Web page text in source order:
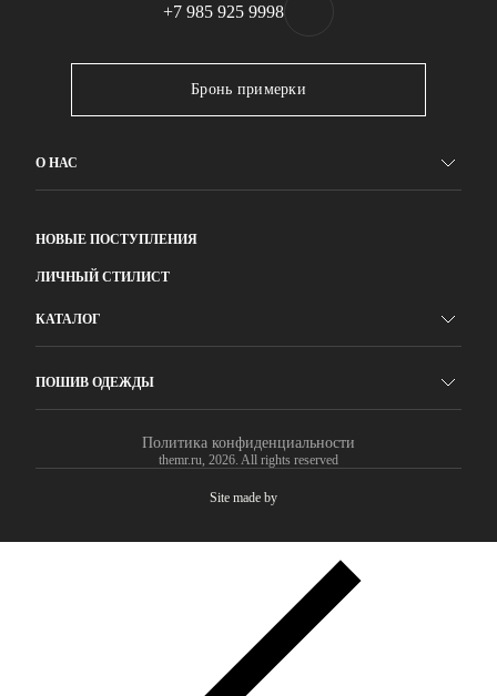
Бронь примерки
+7 985 925 9998
О НАС
НОВЫЕ ПОСТУПЛЕНИЯ
ЛИЧНЫЙ СТИЛИСТ
КАТАЛОГ
ПОШИВ ОДЕЖДЫ
Политика конфиденциальности
themr.ru, 2026. All rights reserved
Site made by